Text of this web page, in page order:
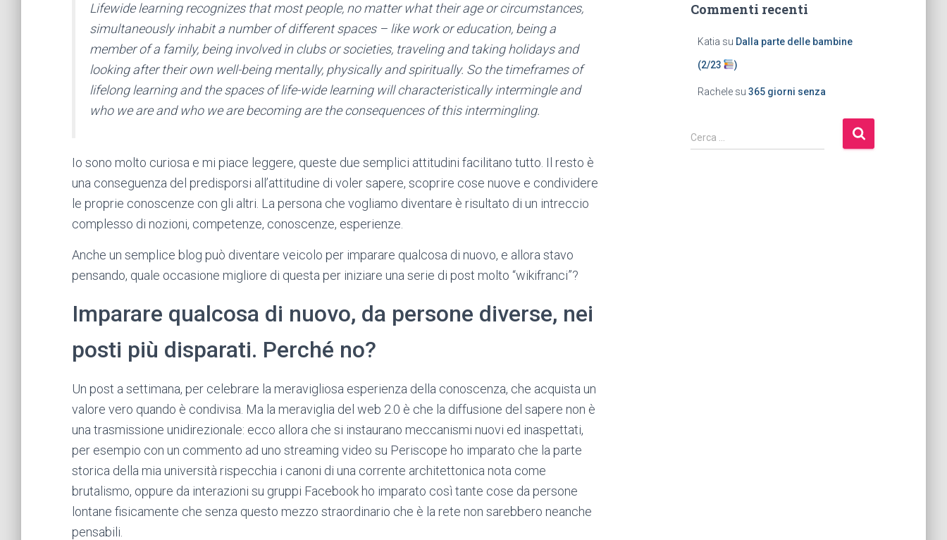
Lifewide learning recognizes that most people, no matter what their age or circumstances,
simultaneously inhabit a number of different spaces – like work or education, being a
member of a family, being involved in clubs or societies, traveling and taking holidays and
looking after their own well-being mentally, physically and spiritually. So the timeframes of
lifelong learning and the spaces of life-wide learning will characteristically intermingle and
who we are and who we are becoming are the consequences of this intermingling.
Io sono molto curiosa e mi piace leggere, queste due semplici attitudini facilitano tutto. Il resto è
una conseguenza del predisporsi all’attitudine di voler sapere, scoprire cose nuove e condividere
le proprie conoscenze con gli altri. La persona che vogliamo diventare è risultato di un intreccio
complesso di nozioni, competenze, conoscenze, esperienze.
Anche un semplice blog può diventare veicolo per imparare qualcosa di nuovo, e allora stavo
pensando, quale occasione migliore di questa per iniziare una serie di post molto “wikifranci”?
Imparare qualcosa di nuovo, da persone diverse, nei
posti più disparati. Perché no?
Un post a settimana, per celebrare la meravigliosa esperienza della conoscenza, che acquista un
valore vero quando è condivisa. Ma la meraviglia del web 2.0 è che la diffusione del sapere non è
una trasmissione unidirezionale: ecco allora che si instaurano meccanismi nuovi ed inaspettati,
per esempio con un commento ad uno streaming video su Periscope ho imparato che la parte
storica della mia università rispecchia i canoni di una corrente architettonica nota come
brutalismo, oppure da interazioni su gruppi Facebook ho imparato così tante cose da persone
lontane fisicamente che senza questo mezzo straordinario che è la rete non sarebbero neanche
pensabili.
Commenti recenti
Katia su Dalla parte delle bambine
(2/23 )
Rachelesu 365 giorni senza
Cerca …